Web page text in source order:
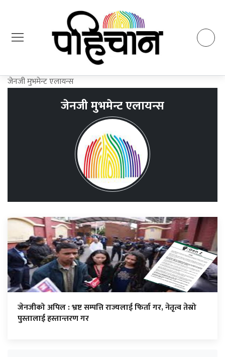
जेनजी मुभमेन्ट एलायन्स
जेनजी मुभमेन्ट एलायन्स
जेनजीको अपिल : भ्रष्ट सम्पत्ति राज्यलाई फिर्ता गर, नेतृत्व तेस्रो
पुस्तालाई हस्तान्तरण गर